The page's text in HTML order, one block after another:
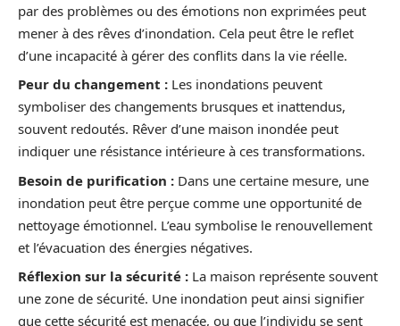
par des problèmes ou des émotions non exprimées peut
mener à des rêves d’inondation. Cela peut être le reflet
d’une incapacité à gérer des conflits dans la vie réelle.
Peur du changement : Les inondations peuvent
symboliser des changements brusques et inattendus,
souvent redoutés. Rêver d’une maison inondée peut
indiquer une résistance intérieure à ces transformations.
Besoin de purification : Dans une certaine mesure, une
inondation peut être perçue comme une opportunité de
nettoyage émotionnel. L’eau symbolise le renouvellement
et l’évacuation des énergies négatives.
Réflexion sur la sécurité : La maison représente souvent
une zone de sécurité. Une inondation peut ainsi signifier
que cette sécurité est menacée, ou que l’individu se sent